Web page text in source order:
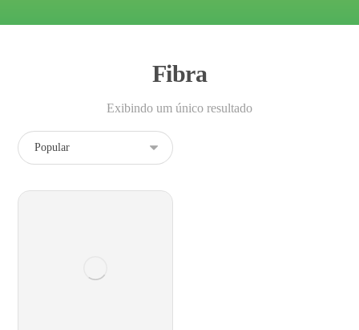
Fibra
Exibindo um único resultado